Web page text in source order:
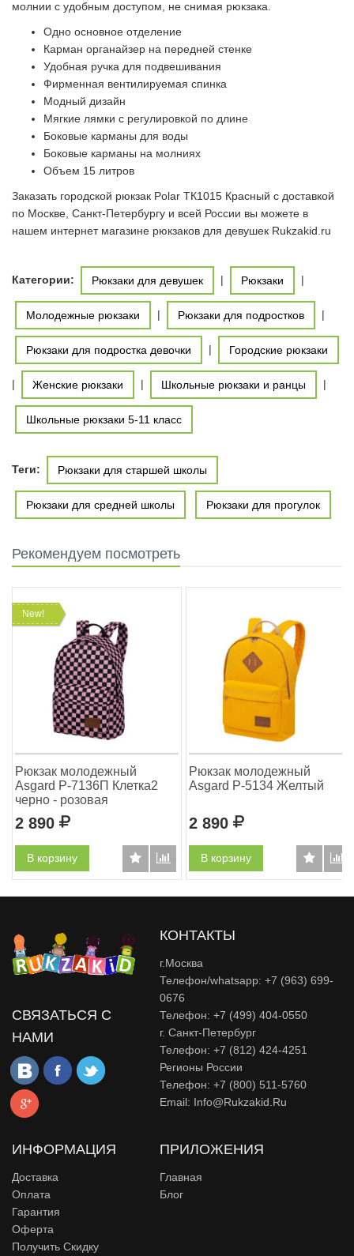
молнии с удобным доступом, не снимая рюкзака.
Одно основное отделение
Карман органайзер на передней стенке
Удобная ручка для подвешивания
Фирменная вентилируемая спинка
Модный дизайн
Мягкие лямки с регулировкой по длине
Боковые карманы для воды
Боковые карманы на молниях
Объем 15 литров
Заказать городской рюкзак Polar ТК1015 Красный с доставкой
по Москве, Санкт-Петербургу и всей России вы можете в
нашем интернет магазине рюкзаков для девушек Rukzakid.ru
Категории: Рюкзаки для девушек | Рюкзаки |
Молодежные рюкзаки | Рюкзаки для подростков |
Рюкзаки для подростка девочки | Городские рюкзаки
| Женские рюкзаки | Школьные рюкзаки и ранцы |
Школьные рюкзаки 5-11 класс
Теги: Рюкзаки для старшей школы
Рюкзаки для средней школы Рюкзаки для прогулок
Рекомендуем посмотреть
New!
Рюкзак молодежный
Asgard Р-7136П Клетка2
черно - розовая
2 890 Р
В корзину
Рюкзак молодежный
Asgard Р-5134 Желтый
2 890 Р
В корзину
СВЯЗАТЬСЯ С
НАМИ
КОНТАКТЫ
г.Москва
Телефон/whatsapp: +7 (963) 699-
0676
Телефон: +7 (499) 404-0550
г. Санкт-Петербург
Телефон: +7 (812) 424-4251
Регионы России
Телефон: +7 (800) 511-5760
Email: Info@rukzakid.ru
ИНФОРМАЦИЯ
Доставка
Оплата
Гарантия
Оферта
Получить Скидку
ПРИЛОЖЕНИЯ
Главная
Блог